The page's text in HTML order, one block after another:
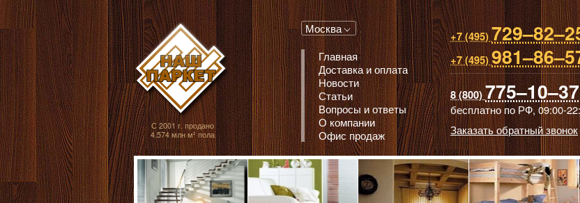
Паркет, Штучный паркет, Массивная доска, Ламинированный паркет
С 2001 г. продано
4.574 млн м² пола
Москва
Главная
Доставка и оплата
Новости
Статьи
Вопросы и ответы
О компании
Офис продаж
+7 (495)
+7 (495)
8 (800)775–10–37
бесплатно по РФ,09:00-
Заказать обратный звонок